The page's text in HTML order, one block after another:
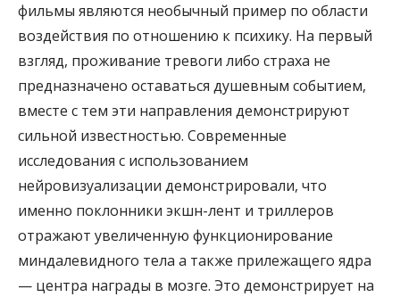
фильмы являются необычный пример по области
воздействия по отношению к психику. На первый
взгляд, проживание тревоги либо страха не
предназначено оставаться душевным событием,
вместе с тем эти направления демонстрируют
сильной известностью. Современные
исследования с использованием
нейровизуализации демонстрировали, что
именно поклонники экшн-лент и триллеров
отражают увеличенную функционирование
миндалевидного тела а также прилежащего ядра
— центра награды в мозге. Это демонстрирует на